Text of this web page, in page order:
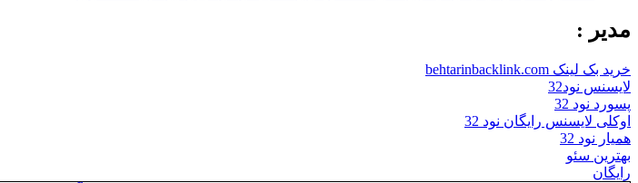
مدیر :
خرید بک لینک behtarinbacklink.com
لایسنس نود32
پسورد نود 32
اوکلی لایسنس رایگان نود 32
همیار نود 32
بهترین سئو
رایگان